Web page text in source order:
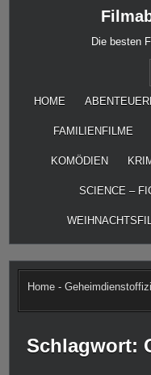
Die besten
HOME
FAMILIENFILME
KOMÖDIEN
SCIENCE –
Home -
Schlagwort: